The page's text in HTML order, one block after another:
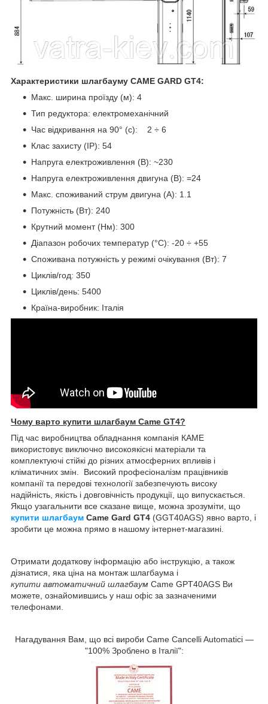
Характеристики шлагбауму CAME GARD GT4:
Макс. ширина проїзду (м): 4
Тип редуктора: електромеханічний
Час відкривання на 90° (с): 2 ÷ 6
Клас захисту (IP): 54
Напруга електроживлення (В): ~230
Напруга електроживлення двигуна (В): =24
Макс. споживаний струм двигуна (A): 1.1
Потужність (Вт): 240
Крутний момент (Нм): 300
Діапазон робочих температур (°C): -20 ÷ +55
Споживана потужність у режимі очікування (Вт): 7
Циклів/год: 350
Циклів/день: 5400
Країна-виробник: Італія
Чому варто купити шлагбаум Came GT4?
Під час виробництва обладнання компанія КАМЕ
використовує виключно високоякісні матеріали та
комплектуючі стійкі до різних атмосферних впливів і
кліматичних змін. Високий професіоналізм працівників
компанії та передові технології забезпечують високу
надійність, якість і довговічність продукції, що випускається.
Якщо узагальнити все сказане вище, можна зрозуміти, що
купити шлагбаум Came Gard GT4 (GGT40AGS) явно варто, і
зробити це можна прямо в нашому інтернет-магазині.
Отримати додаткову інформацію або інструкцію, а також
дізнатися, яка ціна на монтаж шлагбаума і
купити автоматичний шлагбаум Came GPT40AGS Ви
можете, ознайомившись у наш офіс за зазначеними
телефонами.
Нагадування Вам, що всі вироби Came Cancelli Automatici —
"100% Зроблено в Італії":